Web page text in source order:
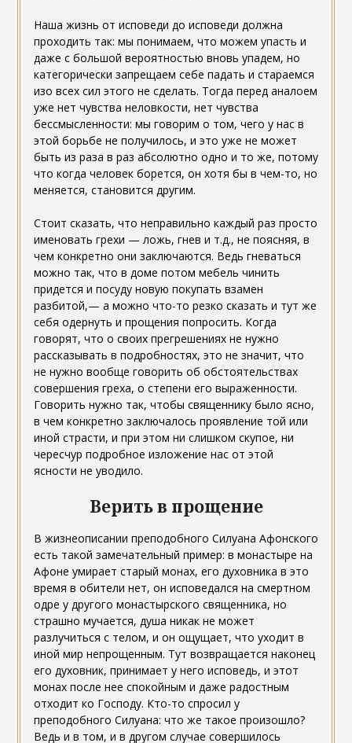
Наша жизнь от исповеди до исповеди должна
проходить так: мы понимаем, что можем упасть и
даже с большой вероятностью вновь упадем, но
категорически запрещаем себе падать и стараемся
изо всех сил этого не сделать. Тогда перед аналоем
уже нет чувства неловкости, нет чувства
бессмысленности: мы говорим о том, чего у нас в
этой борьбе не получилось, и это уже не может
быть из раза в раз абсолютно одно и то же, потому
что когда человек борется, он хотя бы в чем-то, но
меняется, становится другим.
Стоит сказать, что неправильно каждый раз просто
именовать грехи — ложь, гнев и т.д., не поясняя, в
чем конкретно они заключаются. Ведь гневаться
можно так, что в доме потом мебель чинить
придется и посуду новую покупать взамен
разбитой,— а можно что-то резко сказать и тут же
себя одернуть и прощения попросить. Когда
говорят, что о своих прегрешениях не нужно
рассказывать в подробностях, это не значит, что
не нужно вообще говорить об обстоятельствах
совершения греха, о степени его выраженности.
Говорить нужно так, чтобы священнику было ясно,
в чем конкретно заключалось проявление той или
иной страсти, и при этом ни слишком скупое, ни
чересчур подробное изложение нас от этой
ясности не уводило.
Верить в прощение
В жизнеописании преподобного Силуана Афонского
есть такой замечательный пример: в монастыре на
Афоне умирает старый монах, его духовника в это
время в обители нет, он исповедался на смертном
одре у другого монастырского священника, но
страшно мучается, душа никак не может
разлучиться с телом, и он ощущает, что уходит в
иной мир непрощенным. Тут возвращается наконец
его духовник, принимает у него исповедь, и этот
монах после нее спокойным и даже радостным
отходит ко Господу. Кто-то спросил у
преподобного Силуана: что же такое произошло?
Ведь и в том, и в другом случае совершилось